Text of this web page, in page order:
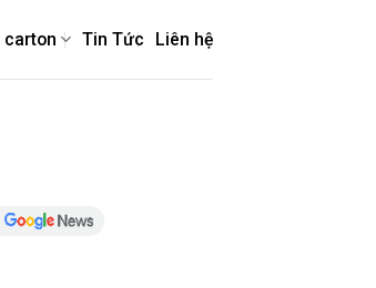
carton Tin Tức Liên hệ